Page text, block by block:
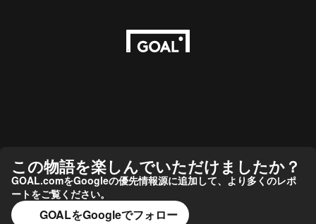
この物語を楽しんでいただけましたか？
GOAL.comをGoogleの優先情報源に追加して、より多くのレポ
ートをご覧ください。
GOALをGoogleでフォロー